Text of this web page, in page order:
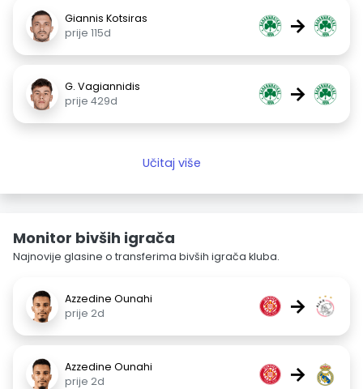
Giannis Kotsiras
prije 115d
→
G. Vagiannidis
prije 429d
→
Učitaj više
Monitor bivših igrača
Najnovije glasine o transferima bivših igrača kluba.
Azzedine Ounahi
prije 2d
→
Azzedine Ounahi
prije 2d
→